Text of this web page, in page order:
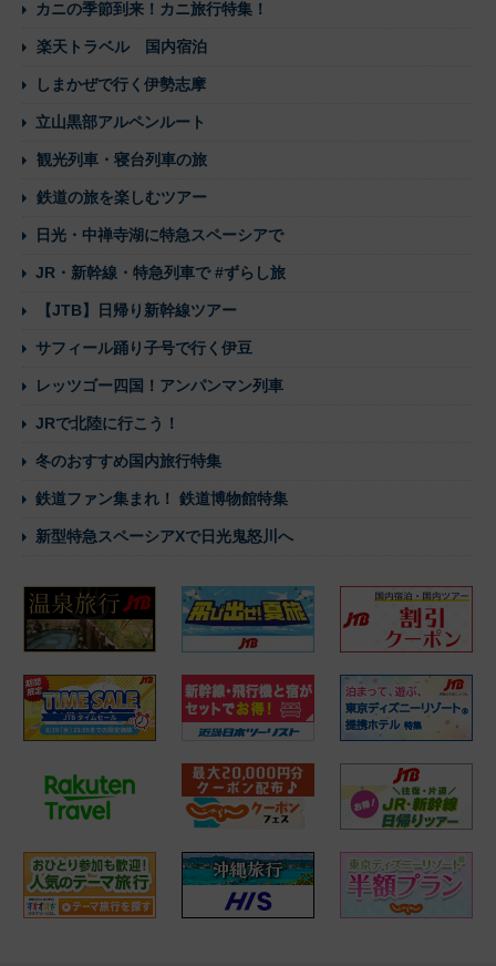
カニの季節到来！カニ旅行特集！
楽天トラベル 国内宿泊
しまかぜで行く伊勢志摩
立山黒部アルペンルート
観光列車・寝台列車の旅
鉄道の旅を楽しむツアー
日光・中禅寺湖に特急スペーシアで
JR・新幹線・特急列車で #ずらし旅
【JTB】日帰り新幹線ツアー
サフィール踊り子号で行く伊豆
レッツゴー四国！アンパンマン列車
JRで北陸に行こう！
冬のおすすめ国内旅行特集
鉄道ファン集まれ！ 鉄道博物館特集
新型特急スペーシアXで日光鬼怒川へ